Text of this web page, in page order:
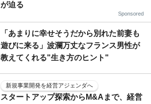
が迫る
Sponsored
「あまりに幸せそうだから別れた前妻も
遊びに来る」波瀾万丈なフランス男性が
教えてくれる"生き方のヒント"
新規事業開発を経営アジェンダへ
スタートアップ探索からM&Aまで、経営